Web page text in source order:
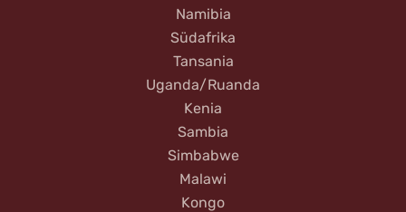
Namibia
Südafrika
Tansania
Uganda/Ruanda
Kenia
Sambia
Simbabwe
Malawi
Kongo